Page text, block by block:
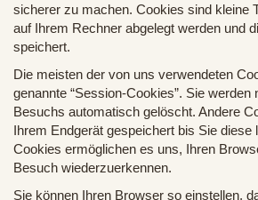
sicherer zu machen. Cookies sind kleine
auf Ihrem Rechner abgelegt werden und
speichert.
Die meisten der von uns verwendeten
genannte “Session-Cookies”. Sie werden
Besuchs automatisch gelöscht. Andere
Ihrem Endgerät gespeichert bis Sie diese
Cookies ermöglichen es uns, Ihren
Besuch wiederzuerkennen.
Sie können Ihren Browser so einstellen,